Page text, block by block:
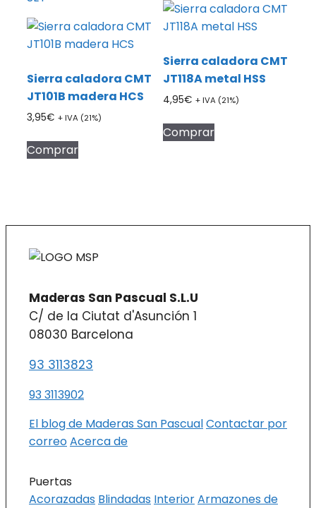
Sierra caladora CMT
JT101B madera HCS
3,95€ + IVA (21%)
Comprar
Sierra caladora CMT
JT118A metal HSS
4,95€ + IVA (21%)
Comprar
Maderas San Pascual S.L.U
C/ de la Ciutat d'Asunción 1
08030 Barcelona
93 3113823
93 3113902
El blog de Maderas San PascualContactar por
correoAcerca de
Puertas
Acorazadas Blindadas InteriorArmazones de